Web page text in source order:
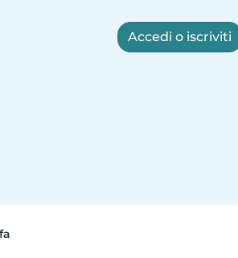
Accedi o iscriviti